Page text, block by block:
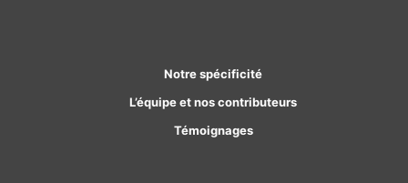
Notre spécificité
L’équipe et nos contributeurs
Témoignages